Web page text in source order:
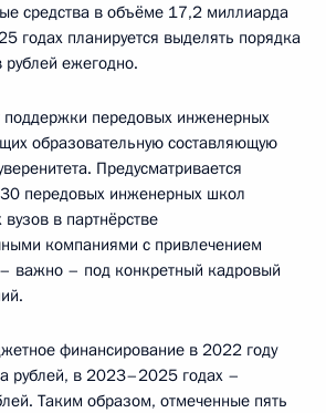
средства в объёме 17,2 миллиарда
годах планируется выделять порядка
ежегодно.
поддержки передовых инженерных
образовательную составляющую
Предусматривается
передовых инженерных школ
в партнёрстве
компаниями с привлечением
важно – под конкретный кадровый
финансирование в 2022 году
рублей, в 2023–2025 годах –
Таким образом, отмеченные пять